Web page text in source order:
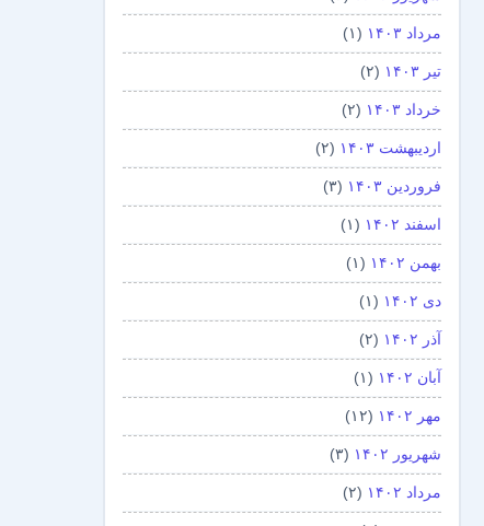
مرداد ۱۴۰۳ (۱)
تیر ۱۴۰۳ (۲)
خرداد ۱۴۰۳ (۲)
اردیبهشت ۱۴۰۳ (۲)
فروردین ۱۴۰۳ (۳)
اسفند ۱۴۰۲ (۱)
بهمن ۱۴۰۲ (۱)
دی ۱۴۰۲ (۱)
آذر ۱۴۰۲ (۲)
آبان ۱۴۰۲ (۱)
مهر ۱۴۰۲ (۱۲)
شهریور ۱۴۰۲ (۳)
مرداد ۱۴۰۲ (۲)